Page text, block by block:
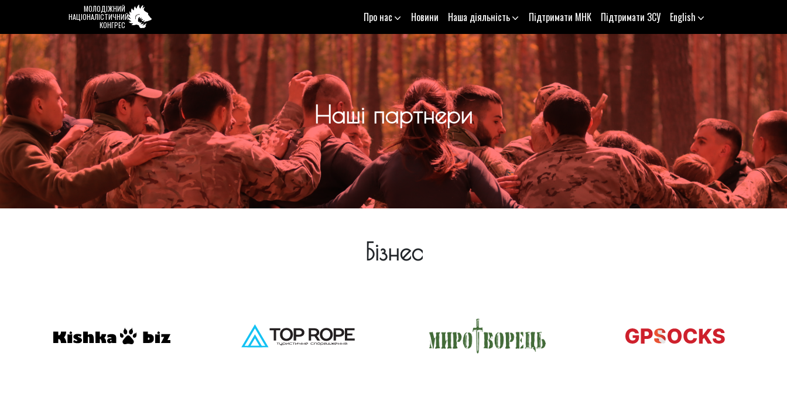
МОЛОДІЖНИЙ
НАЦІОНАЛІСТИЧНИЙ
КОНГРЕС
Про нас Новини Наша діяльність Підтримати МНК Підтримати ЗСУ English
Наші партнери
Бізнес